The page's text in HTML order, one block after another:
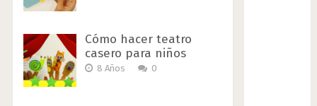
Cómo hacer teatro
casero para niños
8 Años 0